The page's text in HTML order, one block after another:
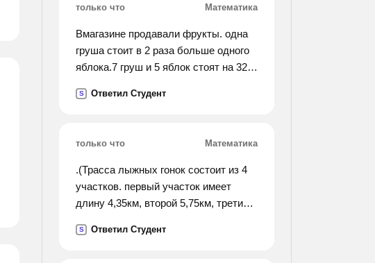
только что Математика
Вмагазине продавали фрукты. одна
груша стоит в 2 раза больше одного
яблока.7 груш и 5 яблок стоят на 32
сколько стоят фрукты.
S Ответил Студент
только что Математика
.(Трасса лыжных гонок состоит из 4
участков. первый участок имеет
длину 4,35км, второй 5,75км, третий
длину всей трассы и округлите
S Ответил Студент